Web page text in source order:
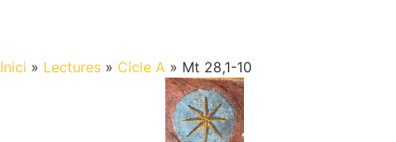
Inici » Lectures » Cicle A » Mt 28,1-10